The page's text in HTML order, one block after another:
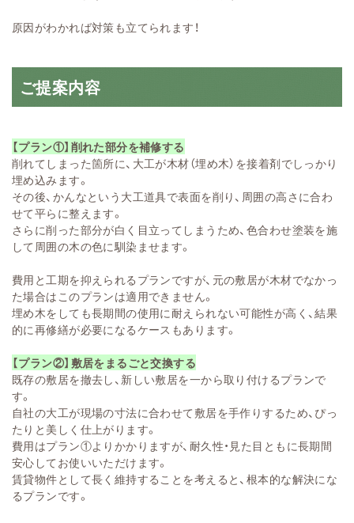
原因がわかれば対策も立てられます！
ご提案内容
【プラン①】削れた部分を補修する
削れてしまった箇所に、大工が木材（埋め木）を接着剤でしっかり
埋め込みます。
その後、かんなという大工道具で表面を削り、周囲の高さに合わ
せて平らに整えます。
さらに削った部分が白く目立ってしまうため、色合わせ塗装を施
して周囲の木の色に馴染ませます。
費用と工期を抑えられるプランですが、元の敷居が木材でなかっ
た場合はこのプランは適用できません。
埋め木をしても長期間の使用に耐えられない可能性が高く、結果
的に再修繕が必要になるケースもあります。
【プラン②】敷居をまるごと交換する
既存の敷居を撤去し、新しい敷居を一から取り付けるプランで
す。
自社の大工が現場の寸法に合わせて敷居を手作りするため、ぴっ
たりと美しく仕上がります。
費用はプラン①よりかかりますが、耐久性・見た目ともに長期間
安心してお使いいただけます。
賃貸物件として長く維持することを考えると、根本的な解決にな
るプランです。